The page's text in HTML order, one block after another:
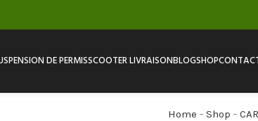
DE PERMISSCOOTER LIVRAISONBLOGSHOP
Home - Shop -